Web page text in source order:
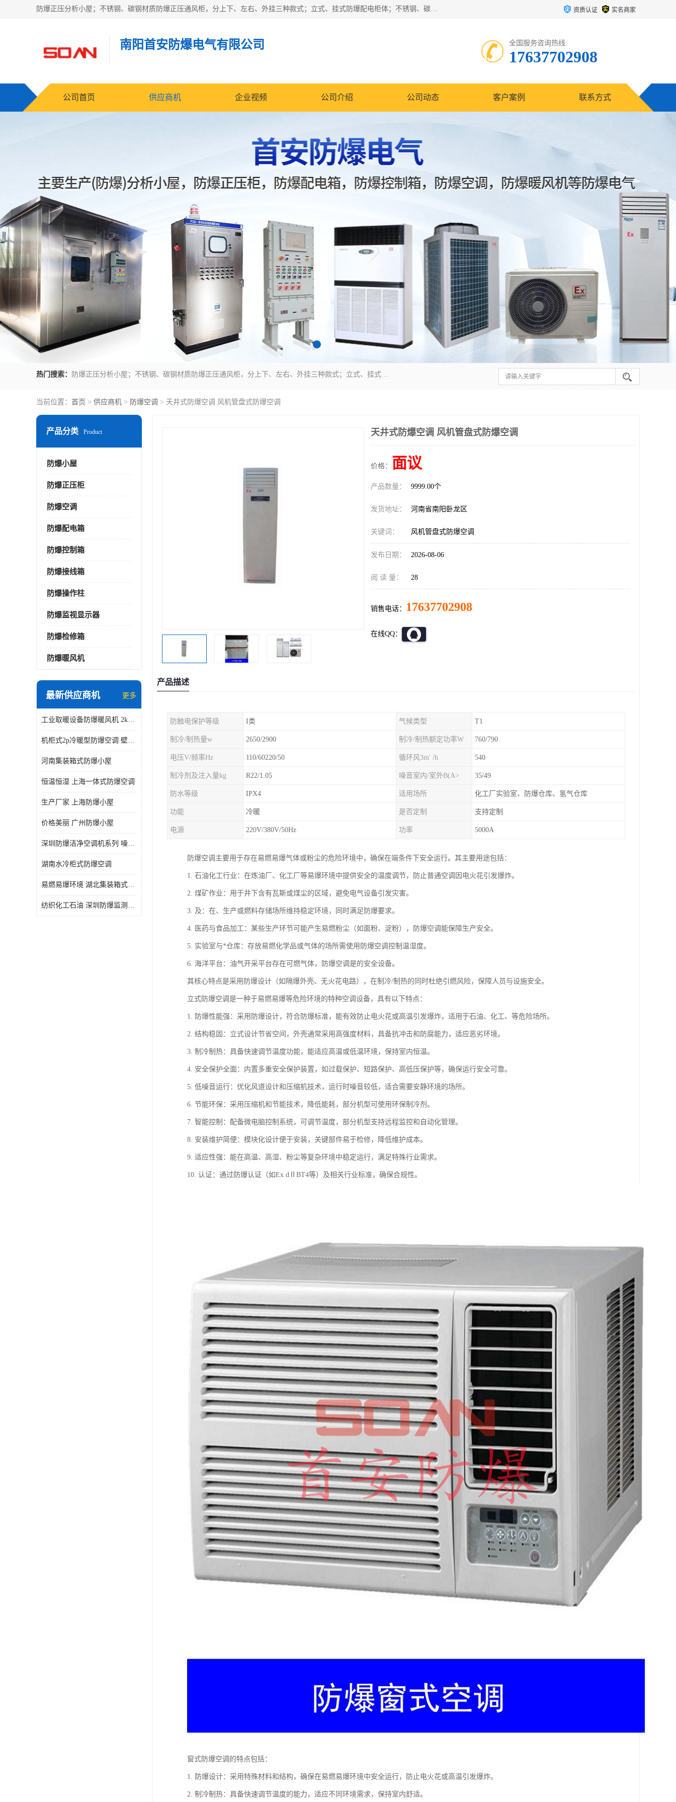
防爆正压分析小屋；不锈钢、碳钢材质防爆正压通风柜，分上下、左右、外挂三种款式；立式、挂式防爆配电柜体；不锈钢、碳钢防爆变频、磁力、星三角启动器；不锈钢、碳钢、铸铝防爆控制箱柜；可操作按键、多块式防爆仪表箱；多材质防爆接线箱；台式防爆电脑、防爆监视器。产品适配石油、化工、煤炭、电力、纺织、酿酒、航天、铁路、冶金、船舶、消防、市政等多行业工况使用。 资质认证 实名商家
南阳首安防爆电气有限公司 全国服务咨询热线:
17637702908
公司首页 供应商机 企业视频 公司介绍 公司动态 客户案例 联系方式
热门搜索： 防爆正压分析小屋；不锈钢、碳钢材质防爆正压通风柜，分上下、左右、外挂三种款式；立式、挂式防爆配电柜体；不锈钢、碳钢防爆变频、磁力、星三角启动器；不锈钢、碳钢、铸铝防爆控制箱柜；可操作按键、多块式防爆仪表箱；多材质防爆接线箱；台式防爆电脑、防爆监视器。产品适配石油、化工、煤炭、电力、纺织、酿酒、航天、铁路、冶金、船舶、消防、市政等多行业工况使用。
当前位置： 首页 > 供应商机 > 防爆空调 > 天井式防爆空调 风机管盘式防爆空调
产品分类 Product
防爆小屋
防爆正压柜
防爆空调
防爆配电箱
防爆控制箱
防爆接线箱
防爆操作柱
防爆监视显示器
防爆检修箱
防爆暖风机
最新供应商机 更多
工业取暖设备防爆暖风机 2kw-30kw 壁挂式、立式
机柜式2p冷暖型防爆空调 壁挂式防爆空调 定制厂家
河南集装箱式防爆小屋
恒温恒湿 上海一体式防爆空调
生产厂家 上海防爆小屋
价格美丽 广州防爆小屋
深圳防爆洁净空调机系列 噪音低
湖南水冷柜式防爆空调
易燃易爆环境 湖北集装箱式防爆小屋
纺织化工石油 深圳防爆监测小屋
天井式防爆空调 风机管盘式防爆空调
价格： 面议
产品数量： 9999.00个
发货地址： 河南省南阳卧龙区
关键词： 风机管盘式防爆空调
发布日期： 2026-08-06
阅 读 量： 28
销售电话： 17637702908
在线QQ：
产品描述
防触电保护等级 I类 气候类型 T1
制冷/制热量w 2650/2900 制冷/制热额定功率W 760/790
电压V/频率Hz 110/60220/50 循环风3m' /h 540
制冷剂及注入量kg R22/1.05 噪音室内/室外B(A> 35/49
防水等级 IPX4 适用场所 化工厂实验室、防爆仓库、氢气仓库
功能 冷暖 是否定制 支持定制
电源 220V/380V/50Hz 功率 5000A
防爆空调主要用于存在易燃易爆气体或粉尘的危险环境中，确保在端条件下安全运行。其主要用途包括：
1. 石油化工行业：在炼油厂、化工厂等易爆环境中提供安全的温度调节，防止普通空调因电火花引发爆炸。
2. 煤矿作业：用于井下含有瓦斯或煤尘的区域，避免电气设备引发灾害。
3. 及：在、生产或燃料存储场所维持稳定环境，同时满足防爆要求。
4. 医药与食品加工：某些生产环节可能产生易燃粉尘（如面粉、淀粉），防爆空调能保障生产安全。
5. 实验室与*仓库：存放易燃化学品或气体的场所需使用防爆空调控制温湿度。
6. 海洋平台：油气开采平台存在可燃气体，防爆空调是的安全设备。
其核心特点是采用防爆设计（如隔爆外壳、无火花电路），在制冷/制热的同时杜绝引燃风险，保障人员与设施安全。
立式防爆空调是一种于易燃易爆等危险环境的特种空调设备，具有以下特点：
1. 防爆性能强：采用防爆设计，符合防爆标准，能有效防止电火花或高温引发爆炸，适用于石油、化工、等危险场所。
2. 结构稳固：立式设计节省空间，外壳通常采用高强度材料，具备抗冲击和防腐能力，适应恶劣环境。
3. 制冷制热：具备快速调节温度功能，能适应高温或低温环境，保持室内恒温。
4. 安全保护全面：内置多重安全保护装置，如过载保护、短路保护、高低压保护等，确保运行安全可靠。
5. 低噪音运行：优化风道设计和压缩机技术，运行时噪音较低，适合需要安静环境的场所。
6. 节能环保：采用压缩机和节能技术，降低能耗，部分机型可使用环保制冷剂。
7. 智能控制：配备微电脑控制系统，可调节温度，部分机型支持远程监控和自动化管理。
8. 安装维护简便：模块化设计便于安装，关键部件易于检修，降低维护成本。
9. 适应性强：能在高温、高湿、粉尘等复杂环境中稳定运行，满足特殊行业需求。
10. 认证：通过防爆认证（如Ex dⅡBT4等）及相关行业标准，确保合规性。
窗式防爆空调的特点包括：
1. 防爆设计：采用特殊材料和结构，确保在易燃易爆环境中安全运行，防止电火花或高温引发爆炸。
2. 制冷制热：具备快速调节温度的能力，适应不同环境需求，保持室内舒适。